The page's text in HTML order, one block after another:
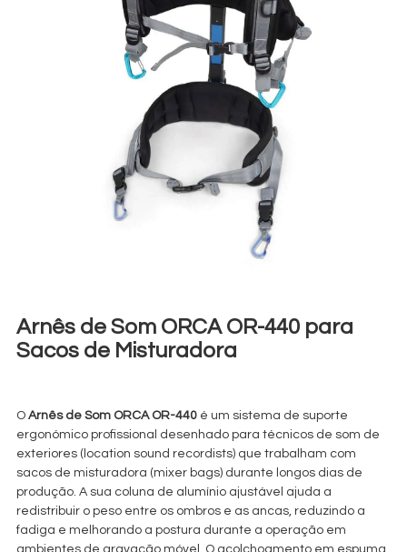
Arnês de Som ORCA OR-440 para
Sacos de Misturadora
O Arnês de Som ORCA OR-440é um sistema de suporte
ergonómico profissional desenhado para técnicos de som de
exteriores (location sound recordists) que trabalham com
sacos de misturadora (mixer bags) durante longos dias de
produção. A sua coluna de alumínio ajustável ajuda a
redistribuir o peso entre os ombros e as ancas, reduzindo a
fadiga e melhorando a postura durante a operação em
ambientes de gravação móvel. O acolchoamento em espuma